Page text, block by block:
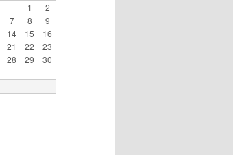
1
2
7 8
9
14 15
16
21 22
23
28 29
30